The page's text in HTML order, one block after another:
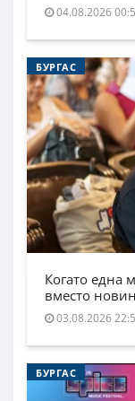
04.08.2026
БУРГАС
Когато една
вместо
03.08.2026
БУРГАС